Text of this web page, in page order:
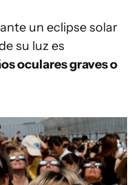
un eclipse solar
su luz es
oculares graves o